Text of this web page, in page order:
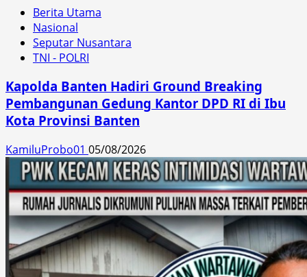
Berita Utama
Nasional
Seputar Nusantara
TNI - POLRI
Kapolda Banten Hadiri Ground Breaking
Pembangunan Gedung Kantor DPD RI di Ibu
Kota Provinsi Banten
KamiluProbo01 05/08/2026